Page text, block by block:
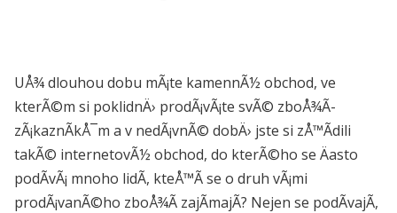
UÅ¾ dlouhou dobu mÃ¡te kamennÃ½ obchod, ve
kterÃ©m si poklidnÄ› prodÃ¡vÃ¡te svÃ© zboÅ¾Ã­
zÃ¡kaznÃ­kÅ¯m a v nedÃ¡vnÃ© dobÄ› jste si zÅ™Ã­dili
takÃ© internetovÃ½ obchod, do kterÃ©ho se Äasto
podÃ­vÃ¡ mnoho lidÃ­, kteÅ™Ã­ se o druh vÃ¡mi
prodÃ¡vanÃ©ho zboÅ¾Ã­ zajÃ­majÃ­? Nejen se podÃ­vajÃ­,